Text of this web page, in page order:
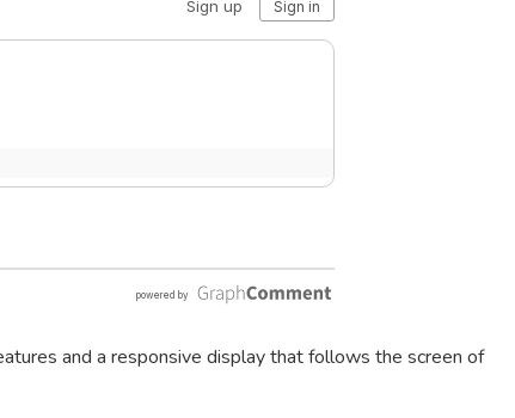
and a responsive display that follows the screen of